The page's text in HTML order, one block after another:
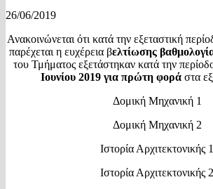
26/06/2019
Ανακοινώνεται ότι κατά την εξεταστική
παρέχεται η ευχέρεια βελτίωσης
του Τμήματος εξετάστηκαν κατά την
Ιουνίου 2019 για πρώτη φορά στα
Δομική Μηχανική 1
Δομική Μηχανική 2
Ιστορία Αρχιτεκτονικής 1
Ιστορία Αρχιτεκτονικής 2